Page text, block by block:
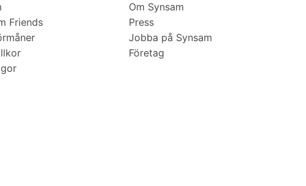
Friends
Om Synsam
Press
Jobba på Synsam
Företag